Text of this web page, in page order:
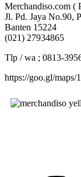
Merchandiso.com (
Jl. Pd. Jaya No.90,
Banten 15224
(021) 27934865
Tlp / wa ; 0813-
https://goo.gl/